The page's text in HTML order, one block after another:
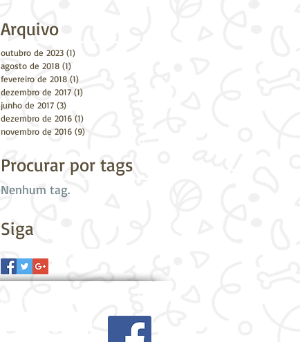
Arquivo
outubro de 2023 (1)
agosto de 2018 (1)
fevereiro de 2018 (1)
dezembro de 2017 (1)
junho de 2017 (3)
dezembro de 2016 (1)
novembro de 2016 (9)
Procurar por tags
Nenhum tag.
Siga